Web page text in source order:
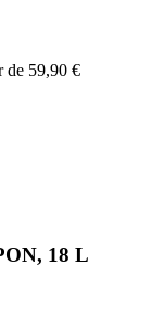
de 59,90 €
18 L